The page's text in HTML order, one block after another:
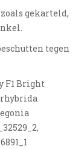
gekarteld,
tegen
F1 Bright